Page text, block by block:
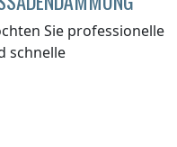
Sie professionelle
schnelle